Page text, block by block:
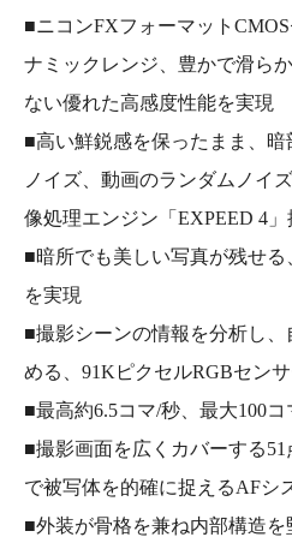
■ニコンFXフォーマット
ナミックレンジ、豊かで滑ら
ない優れた高感度性能を実現
■高い鮮鋭感を保ったまま、
ノイズ、動画のランダムノイ
像処理エンジン「EXPEED 4」
■暗所でも美しい写真が残せる
を実現
■撮影シーンの情報を分析し
める、91KピクセルRGBセン
■最高約6.5コマ/秒、最大100
■撮影画面を広くカバーする
で被写体を的確に捉えるAFシ
■外装が骨格を兼ね内部構造